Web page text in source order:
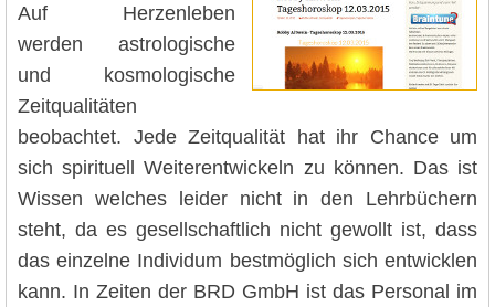
Auf Herzenleben
werden astrologische
und kosmologische
Zeitqualitäten
beobachtet. Jede Zeitqualität hat ihr Chance um
sich spirituell Weiterentwickeln zu können. Das ist
Wissen welches leider nicht in den Lehrbüchern
steht, da es gesellschaftlich nicht gewollt ist, dass
das einzelne Individum bestmöglich sich entwicklen
kann. In Zeiten der BRD GmbH ist das Personal im